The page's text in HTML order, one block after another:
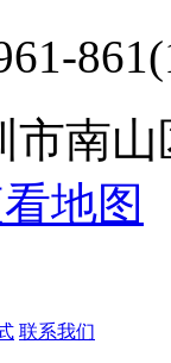
市南
地图
联系我们